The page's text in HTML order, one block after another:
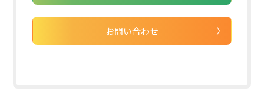
お問い合わせ